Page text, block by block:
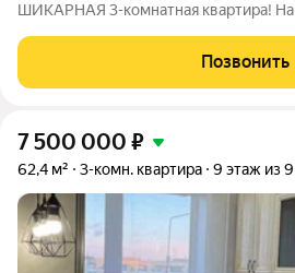
ШИКАРНАЯ 3-комнатная квартира! На
ЛУЧШАЯ: комнаты раздельные, на
раздельный санузел с современным
Позвонить
7 500 000 ₽
62,4 м² 3-комн. квартира 9 этаж из 9